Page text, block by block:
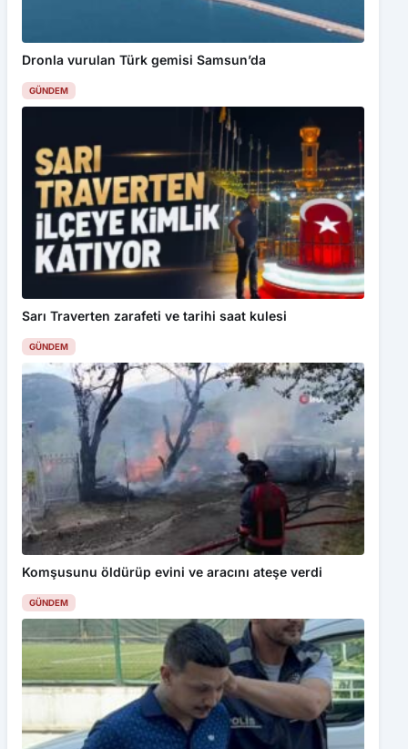
Dronla vurulan Türk gemisi Samsun’da
GÜNDEM
Sarı Traverten zarafeti ve tarihi saat kulesi
GÜNDEM
Komşusunu öldürüp evini ve aracını ateşe verdi
GÜNDEM